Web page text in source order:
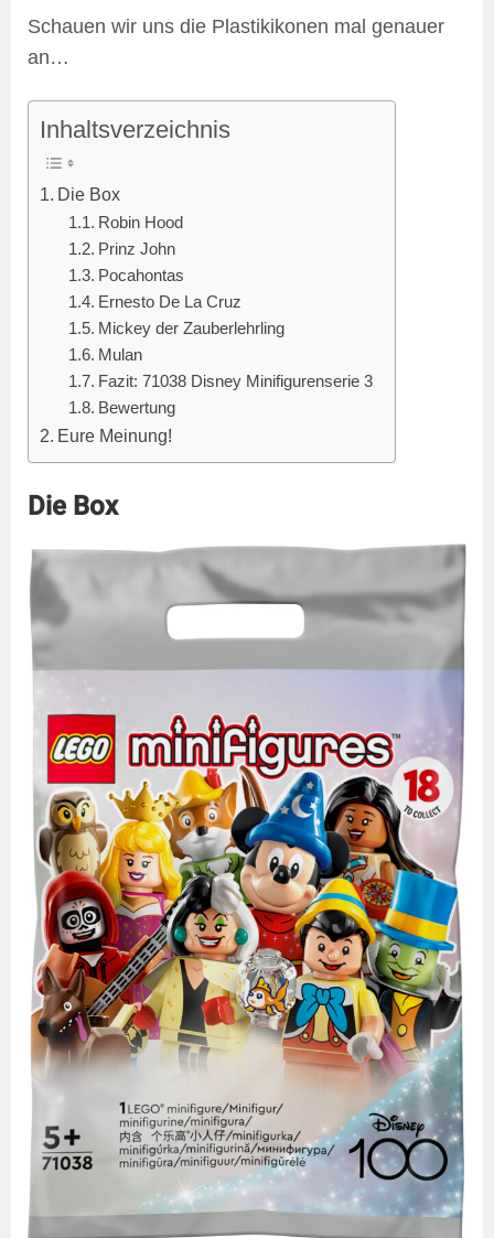
Schauen wir uns die Plastikikonen mal genauer
an…
Inhaltsverzeichnis
Die Box
Robin Hood
Prinz John
Pocahontas
Ernesto De La Cruz
Mickey der Zauberlehrling
Mulan
Fazit: 71038 Disney Minifigurenserie 3
Bewertung
Eure Meinung!
Die Box